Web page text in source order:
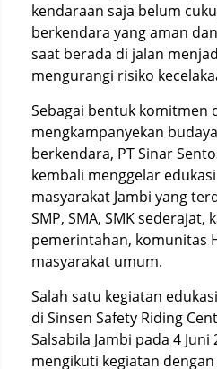
kendaraan saja belum
berkendara yang aman
saat berada di jalan
mengurangi risiko
Sebagai bentuk komitmen
mengkampanyekan
berkendara, PT Sinar
kembali menggelar
masyarakat Jambi yang
SMP, SMA, SMK sederajat,
pemerintahan, komunitas
masyarakat umum.
Salah satu kegiatan
di Sinsen Safety Riding
Salsabila Jambi pada 4
mengikuti kegiatan